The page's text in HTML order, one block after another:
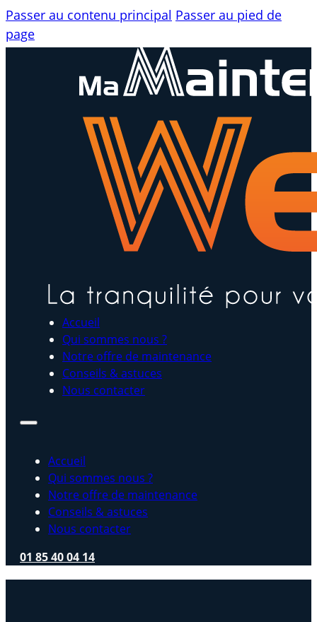
Passer au contenu principal Passer au pied de
page
Accueil
Qui sommes nous ?
Notre offre de maintenance
Conseils & astuces
Nous contacter
Accueil
Qui sommes nous ?
Notre offre de maintenance
Conseils & astuces
Nous contacter
01 85 40 04 14